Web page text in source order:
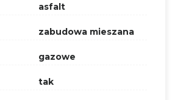
asfalt
zabudowa mieszana
gazowe
tak